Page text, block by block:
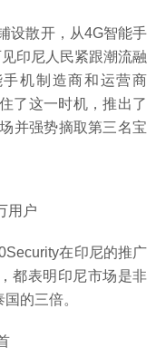
设散开，从4G智能手
印尼人民紧跟潮流融
机制造商和运营商
了这一时机，推出了
并强势摘取第三名宝
用户
在印尼的推广
都表明印尼市场是非
的三倍。